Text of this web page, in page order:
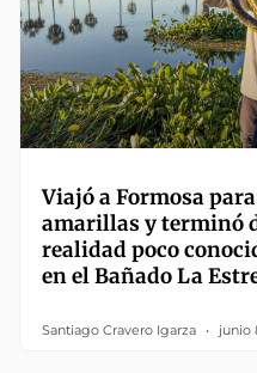
Viajó a Formosa
amarillas y terminó
realidad poco
en el Bañado La
Santiago Cravero Igarza junio